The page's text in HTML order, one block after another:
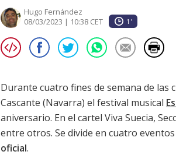
Hugo Fernández
08/03/2023 | 10:38 CET
1'
Durante cuatro fines de semana de las
Cascante (Navarra) el festival musical
aniversario. En el cartel Viva Suecia,
entre otros. Se divide en cuatro
oficial.